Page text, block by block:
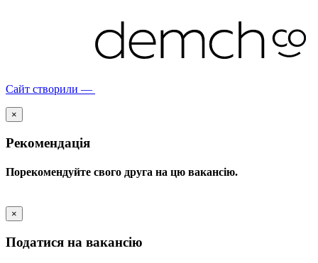
Сайт створили —
×
Рекомендація
Порекомендуйте свого друга на цю вакансію.
×
Податися на вакансію